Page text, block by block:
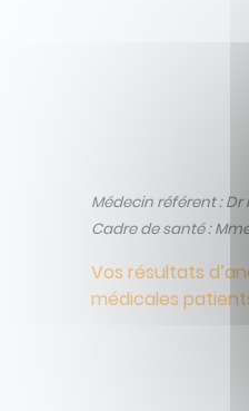
Médecin référent :
Cadre de santé :
Vos résultats
médicales